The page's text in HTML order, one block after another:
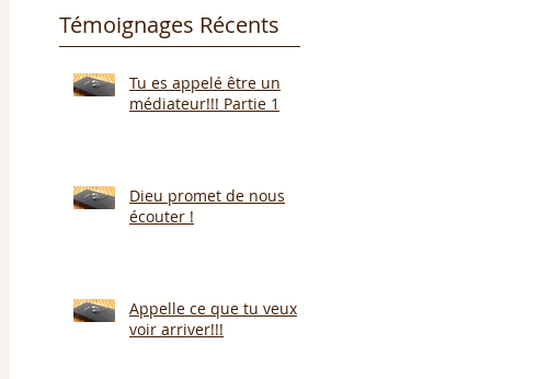
Témoignages Récents
Tu es appelé être un
médiateur!!! Partie 1
Dieu promet de nous
écouter !
Appelle ce que tu veux
voir arriver!!!